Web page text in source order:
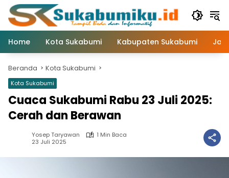
Langsung
konten
Home
Kota Sukabumi Kabupaten Sukabumi
Beranda Kota Sukabumi
Kota Sukabumi
Cuaca Sukabumi Rabu 23 Juli 2025:
Cerah dan Berawan
Yosep Taryawan
1 Min Baca
23 Juli 2025